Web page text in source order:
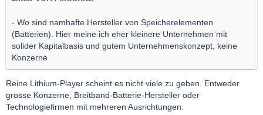
- Wo sind namhafte Hersteller von Speicherelementen
(Batterien). Hier meine ich eher kleinere Unternehmen mit
solider Kapitalbasis und gutem Unternehmenskonzept, keine
Konzerne
Reine Lithium-Player scheint es nicht viele zu geben. Entweder
grosse Konzerne, Breitband-Batterie-Hersteller oder
Technologiefirmen mit mehreren Ausrichtungen.